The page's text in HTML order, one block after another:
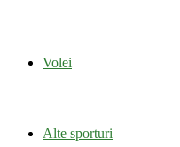
Volei
Alte sporturi